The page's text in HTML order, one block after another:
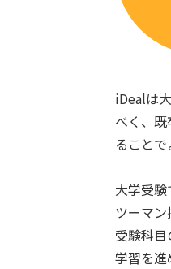
iDealは
べく、
ること
大学受
ツーマ
受験科
学習を進